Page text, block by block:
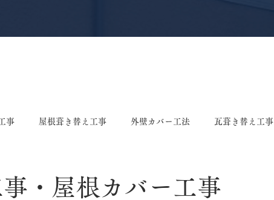
事 屋根葺き替え工事 外壁カバー工法 瓦葺き替え工事
・屋根カバー工事